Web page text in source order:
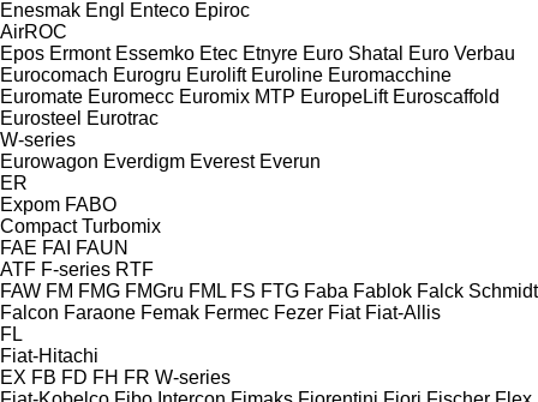
Enesmak Engl Enteco Epiroc
AirROC
Epos Ermont Essemko Etec Etnyre Euro Shatal
Euro Verbau
Eurocomach Eurogru Eurolift Euroline Euromacchine
Euromate Euromecc Euromix MTP EuropeLift Euroscaffold
Eurosteel Eurotrac
W-series
Eurowagon Everdigm Everest Everun
ER
Expom FABO
Compact Turbomix
FAE FAI FAUN
ATF F-series RTF
FAW FM FMG FMGru FML FS FTG Faba Fablok Falck Schmidt
Falcon Faraone Femak Fermec Fezer Fiat Fiat-Allis
FL
Fiat-Hitachi
EX FB FD FH FR W-series